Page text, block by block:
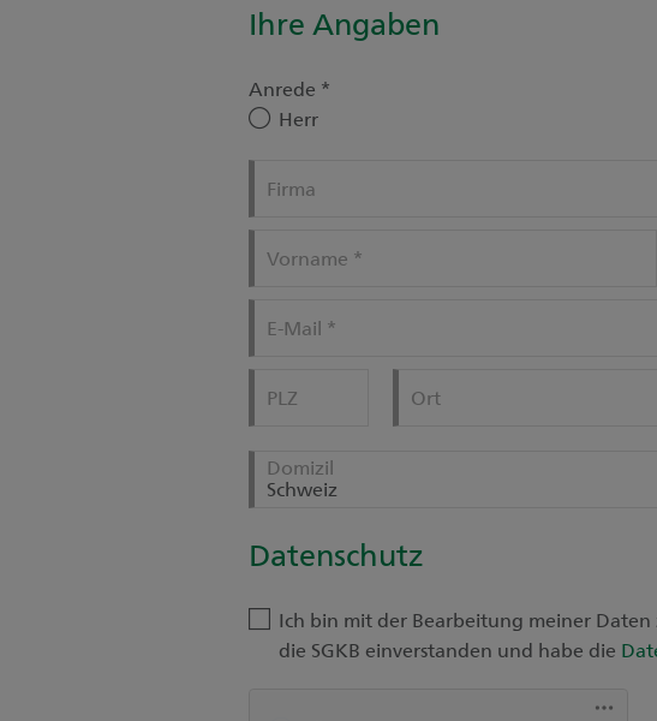
Ihre Angaben
Anrede *
Herr
Firma
Vorname *
E-Mail *
PLZ Ort
Domizil
Schweiz
Datenschutz
Ich bin mit der Bearbeitung meiner Daten
die SGKB einverstanden und habe die